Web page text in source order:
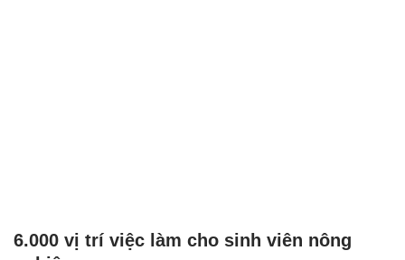
6.000 vị trí việc làm cho sinh viên nông